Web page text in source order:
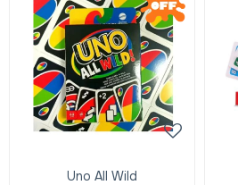
Uno All Wild